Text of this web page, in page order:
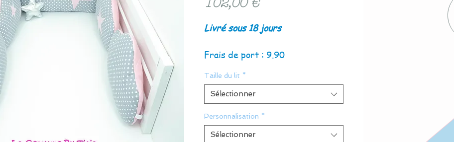
102,00 €
Livré sous 18 jours
Frais de port : 9.90
Taille du lit *
Sélectionner
Personnalisation *
Sélectionner